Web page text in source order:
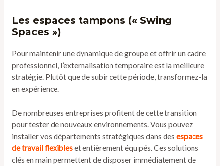
Les espaces tampons (« Swing
Spaces »)
Pour maintenir une dynamique de groupe et offrir un cadre
professionnel, l’externalisation temporaire est la meilleure
stratégie. Plutôt que de subir cette période, transformez-la
en expérience.
De nombreuses entreprises profitent de cette transition
pour tester de nouveaux environnements. Vous pouvez
installer vos départements stratégiques dans des espaces
de travail flexibleset entièrement équipés. Ces solutions
clés en main permettent de disposer immédiatement de